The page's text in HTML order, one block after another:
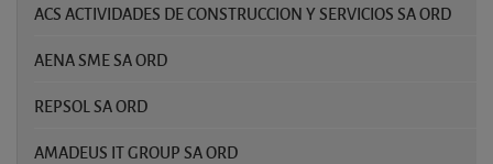
ACS ACTIVIDADES DE CONSTRUCCION Y SERVICIOS SA ORD
AENA SME SA ORD
REPSOL SA ORD
AMADEUS IT GROUP SA ORD